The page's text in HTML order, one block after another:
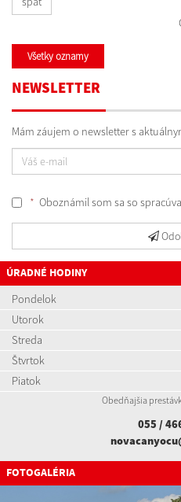
Všetky oznamy
NEWSLETTER
Mám záujem o newsletter s
* Oboznámil som sa so
ÚRADNÉ HODINY
Pondelok
Utorok
Streda
Štvrtok
Piatok
Obedňajšia
055 /
FOTOGALÉRIA